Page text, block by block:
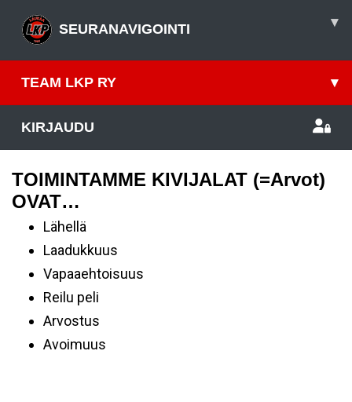
SEURANAVIGOINTI ▾
TEAM LKP RY ▾
KIRJAUDU
TOIMINTAMME KIVIJALAT (=Arvot)
OVAT…
Lähellä
Laadukkuus
Vapaaehtoisuus
Reilu peli
Arvostus
Avoimuus